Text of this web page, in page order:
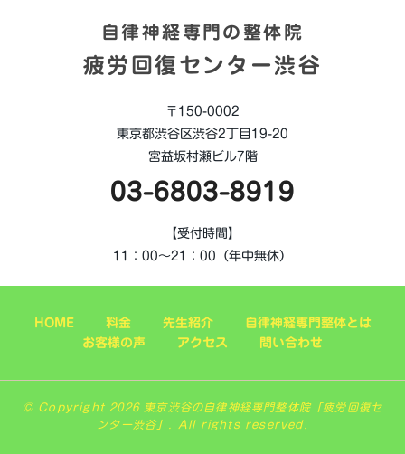
自律神経専門の整体院
疲労回復センター渋谷
〒150-0002
東京都渋谷区渋谷2丁目19-20
宮益坂村瀬ビル7階
03-6803-8919
【受付時間】
11：00～21：00（年中無休）
HOME 料金 先生紹介
自律神経専門整体とは
お客様の声
アクセス 問い合わせ
© Copyright 2026 東京渋谷の自律神経専門整体院「疲労回復セ
ンター渋谷」. All rights reserved.